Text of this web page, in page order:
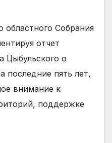
областного Собрания
отчет
Цыбульского о
последние пять лет,
внимание к
поддержке